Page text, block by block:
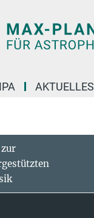
AKTUELLES